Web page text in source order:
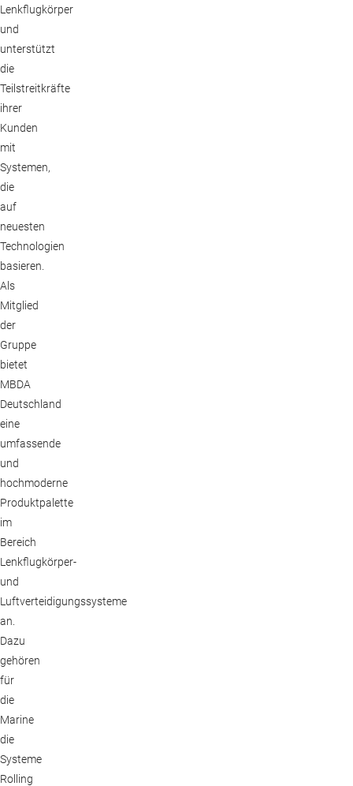
Lenkflugkörper
und
unterstützt
die
Teilstreitkräfte
ihrer
Kunden
mit
Systemen,
die
auf
neuesten
Technologien
basieren.
Als
Mitglied
der
Gruppe
bietet
MBDA
Deutschland
eine
umfassende
und
hochmoderne
Produktpalette
im
Bereich
Lenkflugkörper-
und
Luftverteidigungssysteme
an.
Dazu
gehören
für
die
Marine
die
Systeme
Rolling